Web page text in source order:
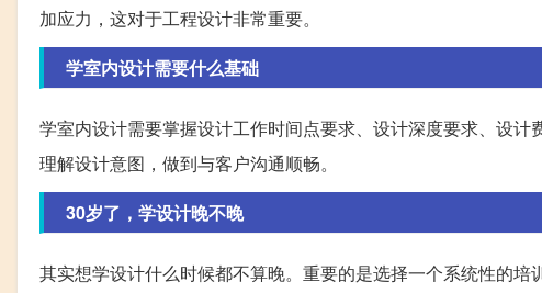
加应力，这对于工程设计非常重要。
学室内设计需要什么基础
学室内设计需要掌握设计工作时间点要求、设计深度要求、设
理解设计意图，做到与客户沟通顺畅。
30岁了，学设计晚不晚
其实想学设计什么时候都不算晚。重要的是选择一个系统性的